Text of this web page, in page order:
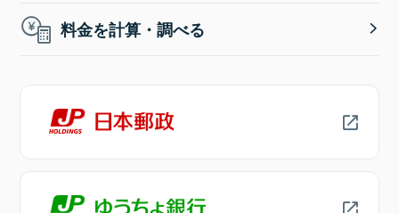
料金を計算・調べる